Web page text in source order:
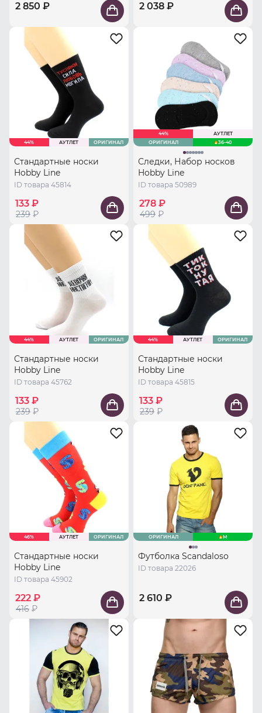
2 850 ₽ 2 038 ₽
44% АУТЛЕТ ОРИГИНАЛ
Стандартные носки
Hobby Line
ID товара 45814
133 ₽
239 ₽
44%
АУТЛЕТ
ОРИГИНАЛ
36-40
Следки, Набор носков
Hobby Line
ID товара 50989
278 ₽
499 ₽
44% АУТЛЕТ ОРИГИНАЛ
Стандартные носки
Hobby Line
ID товара 45762
133 ₽
239 ₽
44% АУТЛЕТ ОРИГИНАЛ
Стандартные носки
Hobby Line
ID товара 45815
133 ₽
239 ₽
46% АУТЛЕТ ОРИГИНАЛ
Стандартные носки
Hobby Line
ID товара 45902
222 ₽
416 ₽
ОРИГИНАЛ M
Футболка Scandaloso
ID товара 22026
2 610 ₽